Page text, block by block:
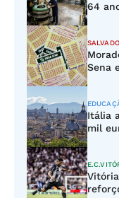
64
Sena
Itália
mil